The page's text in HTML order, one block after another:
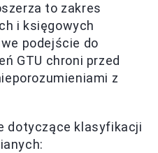
to zakres
i księgowych
podejście do
GTU chroni przed
z
dotyczące klasyfikacji